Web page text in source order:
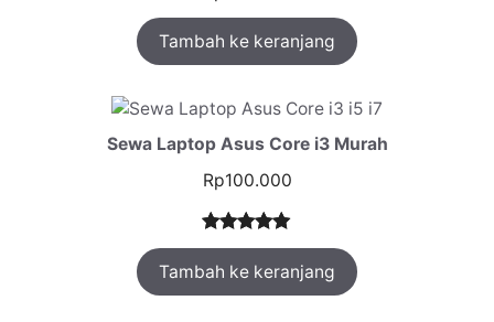
Tambah ke keranjang
Sewa Laptop Asus Core i3 Murah
Rp100.000
Peringkat
5.00dari 5
berdasarka
1
Tambah ke keranjang